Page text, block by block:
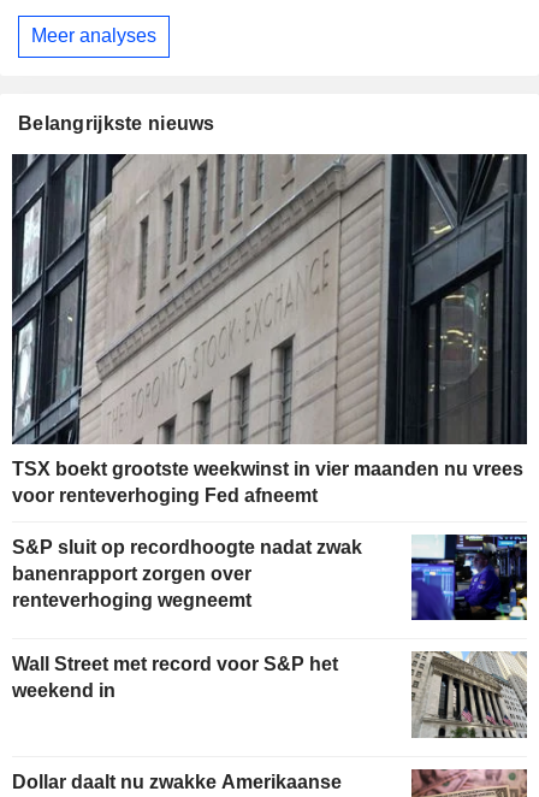
Meer analyses
Belangrijkste nieuws
TSX boekt grootste weekwinst in vier maanden nu vrees
voor renteverhoging Fed afneemt
S&P sluit op recordhoogte nadat zwak
banenrapport zorgen over
renteverhoging wegneemt
Wall Street met record voor S&P het
weekend in
Dollar daalt nu zwakke Amerikaanse